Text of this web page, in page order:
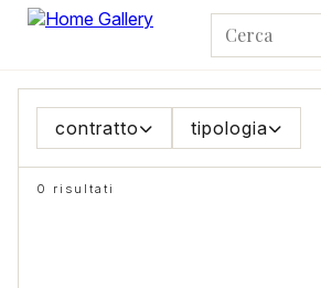
contratto tipologia
0 risultati